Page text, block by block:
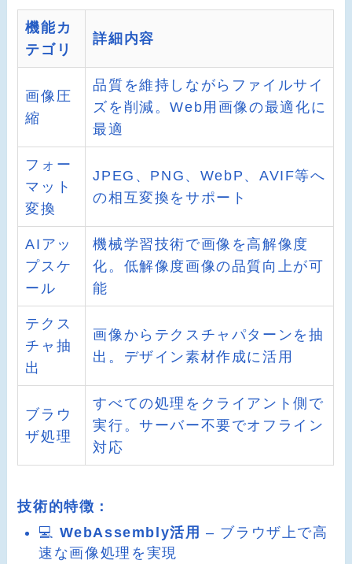
機能カ
テゴリ
詳細内容
画像圧
縮
品質を維持しながらファイルサイ
ズを削減。Web用画像の最適化に
最適
フォー
マット
変換
JPEG、PNG、WebP、AVIF等へ
の相互変換をサポート
AIアッ
プスケ
ール
機械学習技術で画像を高解像度
化。低解像度画像の品質向上が可
能
テクス
チャ抽
出
画像からテクスチャパターンを抽
出。デザイン素材作成に活用
ブラウ
ザ処理
すべての処理をクライアント側で
実行。サーバー不要でオフライン
対応
技術的特徴：
💻 WebAssembly活用 – ブラウザ上で高
速な画像処理を実現